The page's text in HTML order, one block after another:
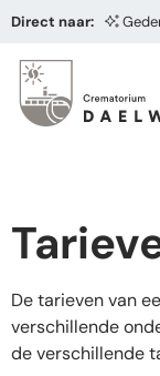
Direct naar:
De tarieven van
verschillende
de verschillende